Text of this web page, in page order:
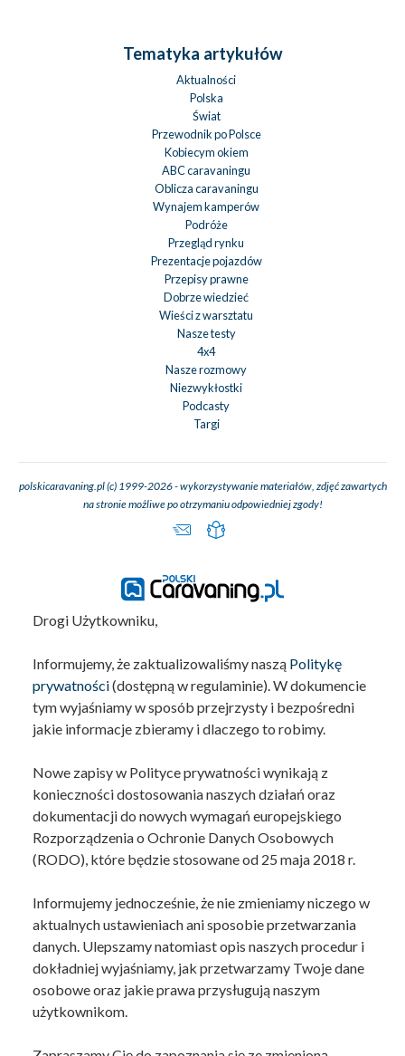
Tematyka artykułów
Aktualności
Polska
Świat
Przewodnik po Polsce
Kobiecym okiem
ABC caravaningu
Oblicza caravaningu
Wynajem kamperów
Podróże
Przegląd rynku
Prezentacje pojazdów
Przepisy prawne
Dobrze wiedzieć
Wieści z warsztatu
Nasze testy
4x4
Nasze rozmowy
Niezwykłostki
Podcasty
Targi
polskicaravaning.pl (c) 1999-2026 - wykorzystywanie materiałów, zdjęć zawartych
na stronie możliwe po otrzymaniu odpowiedniej zgody!
Drogi Użytkowniku,
Informujemy, że zaktualizowaliśmy naszą Politykę
prywatności(dostępną w regulaminie). W dokumencie
tym wyjaśniamy w sposób przejrzysty i bezpośredni
jakie informacje zbieramy i dlaczego to robimy.
Nowe zapisy w Polityce prywatności wynikają z
konieczności dostosowania naszych działań oraz
dokumentacji do nowych wymagań europejskiego
Rozporządzenia o Ochronie Danych Osobowych
(RODO), które będzie stosowane od 25 maja 2018 r.
Informujemy jednocześnie, że nie zmieniamy niczego w
aktualnych ustawieniach ani sposobie przetwarzania
danych. Ulepszamy natomiast opis naszych procedur i
dokładniej wyjaśniamy, jak przetwarzamy Twoje dane
osobowe oraz jakie prawa przysługują naszym
użytkownikom.